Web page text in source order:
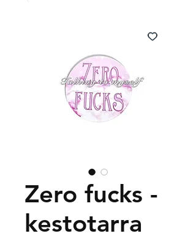
Zero fucks -
kestotarra